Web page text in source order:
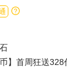
】首周狂送328